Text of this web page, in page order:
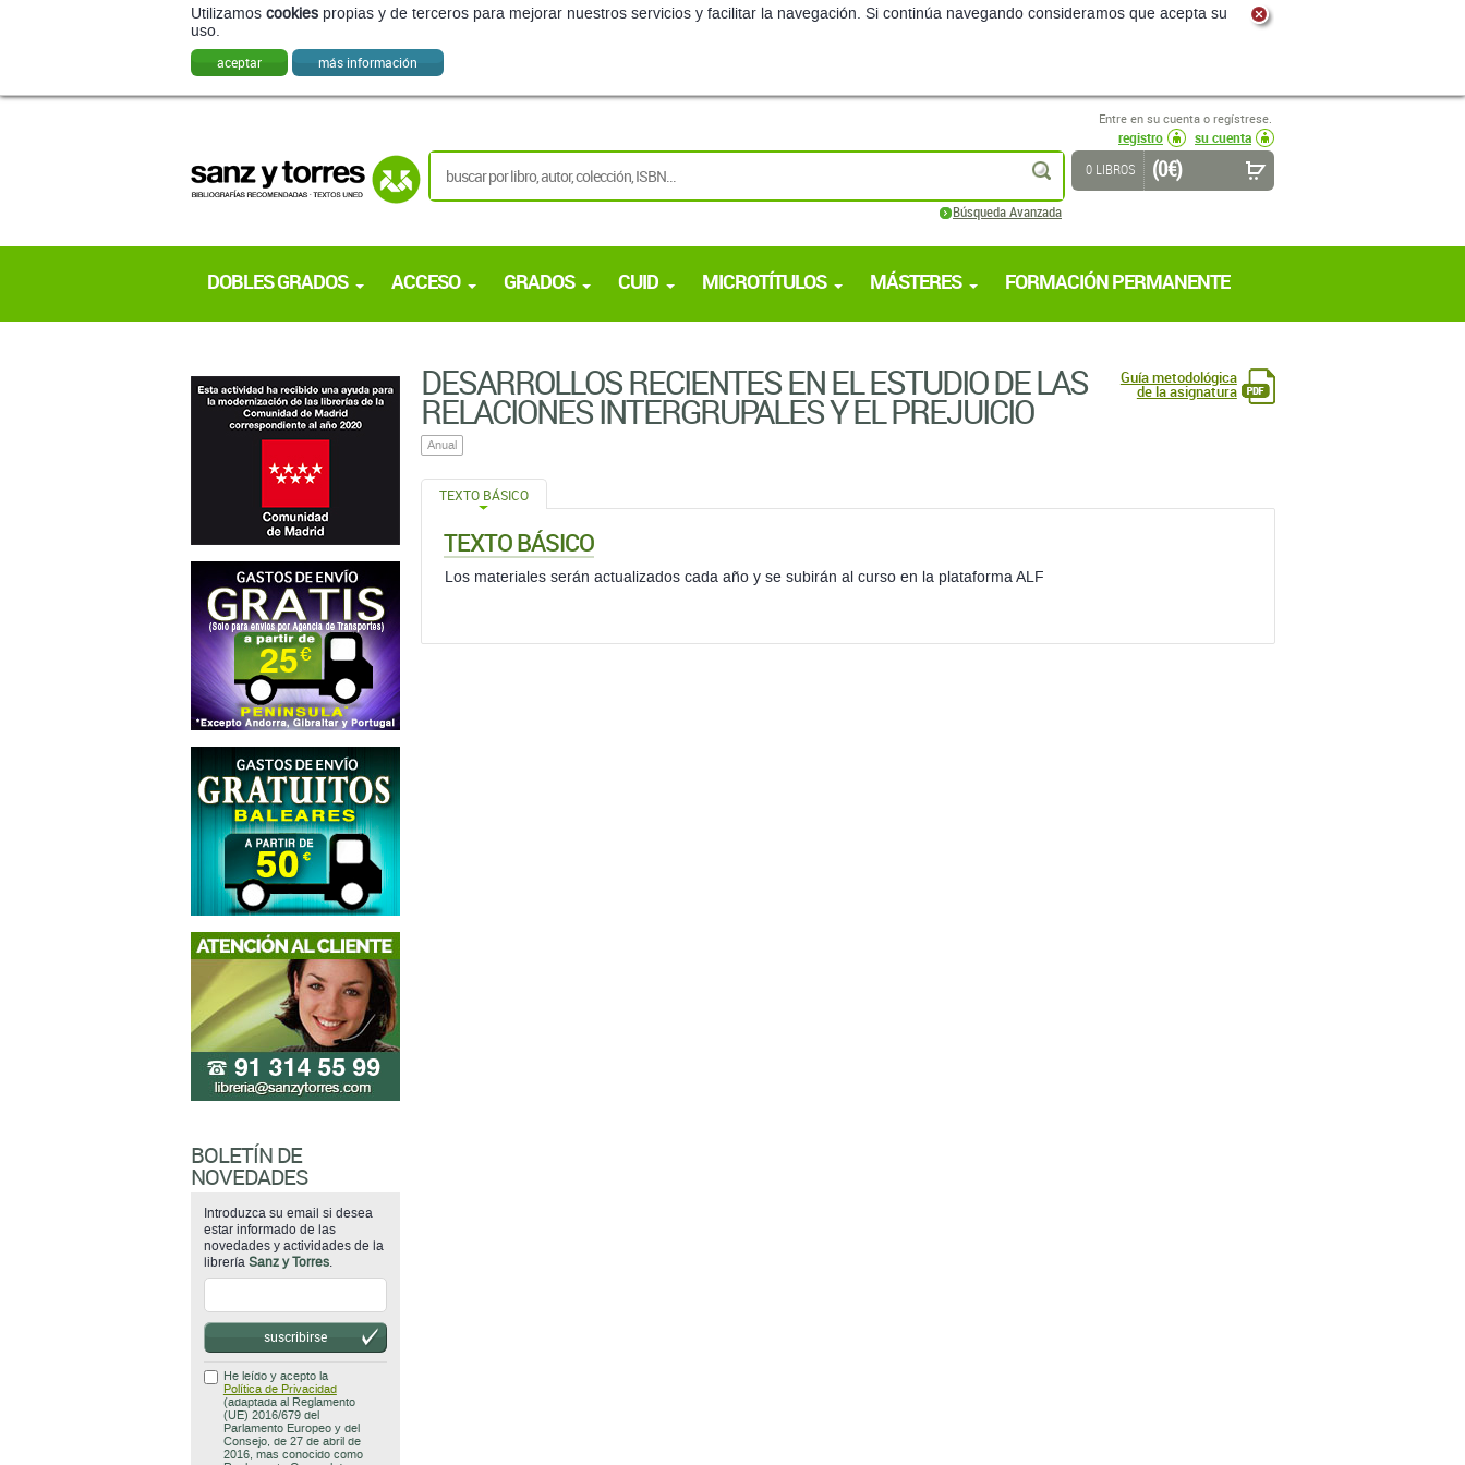
Utilizamos cookies propias y de terceros para mejorar nuestros servicios y facilitar la navegación. Si continúa navegando consideramos que acepta su
uso.
aceptar más información
Entre en su cuenta o regístrese.
registro
su cuenta
buscar
Búsqueda Avanzada
0 LIBROS (0 €)
DOBLES GRADOS ACCESO GRADOS CUID MICROTÍTULOS MÁSTERES FORMACIÓN PERMANENTE
DESARROLLOS RECIENTES EN EL ESTUDIO DE LAS
RELACIONES INTERGRUPALES Y EL PREJUICIO
Anual
Guía metodológica
de la asignatura
TEXTO BÁSICO
TEXTO BÁSICO
Los materiales serán actualizados cada año y se subirán al curso en la plataforma ALF
BOLETÍN DE
NOVEDADES
Introduzca su email si desea
estar informado de las
novedades y actividades de la
librería Sanz y Torres.
suscribirse
He leído y acepto la
Política de Privacidad
(adaptada al Reglamento
(UE) 2016/679 del
Parlamento Europeo y del
Consejo, de 27 de abril de
2016, mas conocido como